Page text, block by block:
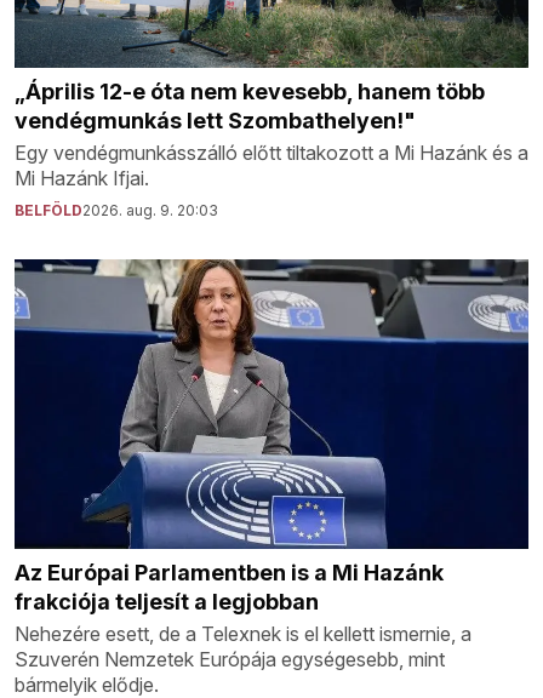
„Április 12-e óta nem kevesebb, hanem több
vendégmunkás lett Szombathelyen!"
Egy vendégmunkásszálló előtt tiltakozott a Mi Hazánk és a
Mi Hazánk Ifjai.
BELFÖLD2026. aug. 9. 20:03
Az Európai Parlamentben is a Mi Hazánk
frakciója teljesít a legjobban
Nehezére esett, de a Telexnek is el kellett ismernie, a
Szuverén Nemzetek Európája egységesebb, mint
bármelyik elődje.